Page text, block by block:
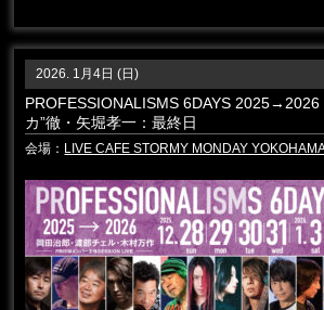
2026. 1月4日 (日)
PROFESSIONALISMS 6DAYS 2025→2026
カ”徹・矢堀孝一：最終日
会場： LIVE CAFE STORMY MONDAY